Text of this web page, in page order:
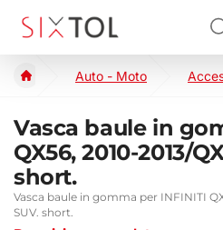
Auto - Moto
Vasca baule in
QX56, 2010-2013/
short.
Vasca baule in gomma per INFINITI
SUV. short.